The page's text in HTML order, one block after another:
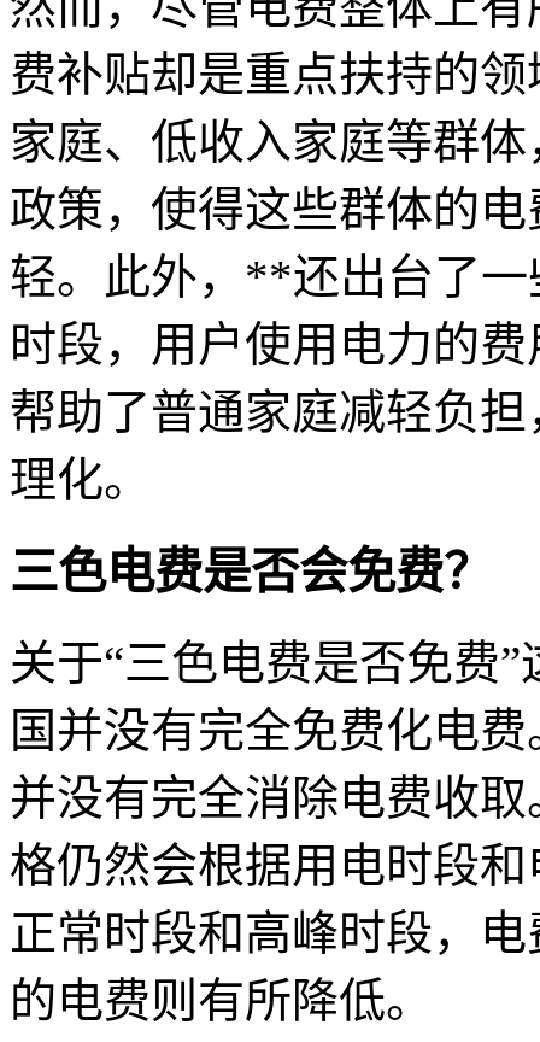
费补贴却是重点扶持的
家庭、低收入家庭等群
政策，使得这些群体的
轻。此外，**还出台了
时段，用户使用电力的
帮助了普通家庭减轻负
理化。
三色电费是否会免费？
关于“三色电费是否免费
国并没有完全免费化电
并没有完全消除电费收
格仍然会根据用电时段
正常时段和高峰时段，
的电费则有所降低。